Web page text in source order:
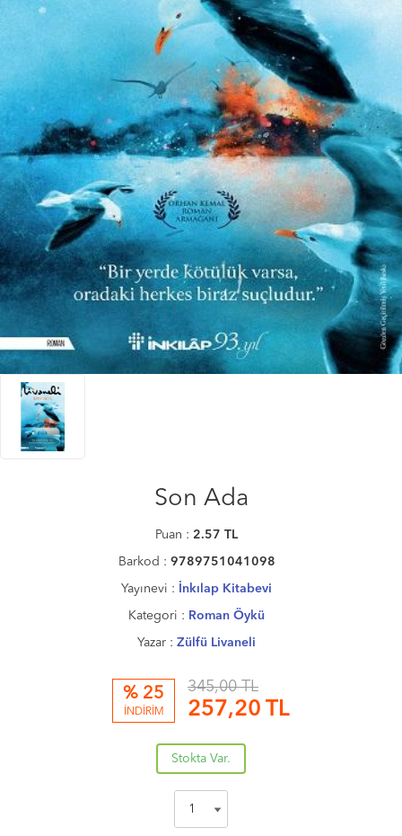
Son Ada
Puan : 2.57 TL
Barkod : 9789751041098
Yayınevi : İnkılap Kitabevi
Kategori : Roman Öykü
Yazar : Zülfü Livaneli
% 25
İNDİRİM
345,00 TL
257,20 TL
Stokta Var.